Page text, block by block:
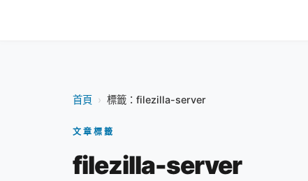
首頁 › 標籤：filezilla-server
文章標籤
filezilla-server